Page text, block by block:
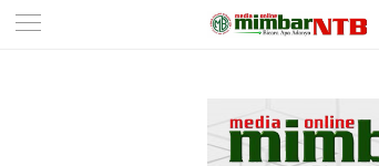
-->